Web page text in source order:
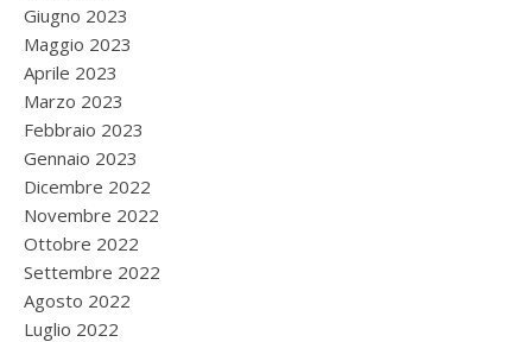
Giugno 2023
Maggio 2023
Aprile 2023
Marzo 2023
Febbraio 2023
Gennaio 2023
Dicembre 2022
Novembre 2022
Ottobre 2022
Settembre 2022
Agosto 2022
Luglio 2022